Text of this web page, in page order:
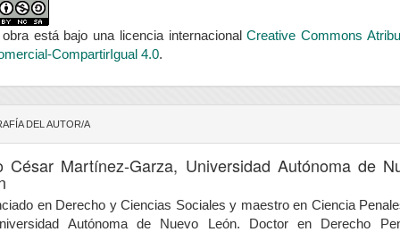
está bajo una licencia internacionalCreative Commons
CompartirIgual 4.0.
DEL AUTOR/A
César Martínez-Garza, Universidad Autónoma de
en Derecho y Ciencias Sociales y maestro en Ciencia
Autónoma de Nuevo León. Doctor en Derecho